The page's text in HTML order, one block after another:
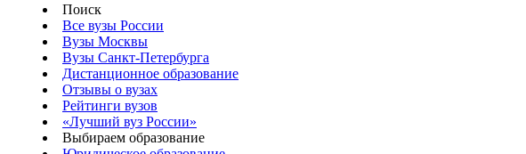
Поиск
Все вузы России
Вузы Москвы
Вузы Санкт-Петербурга
Дистанционное образование
Отзывы о вузах
Рейтинги вузов
«Лучший вуз России»
Выбираем образование